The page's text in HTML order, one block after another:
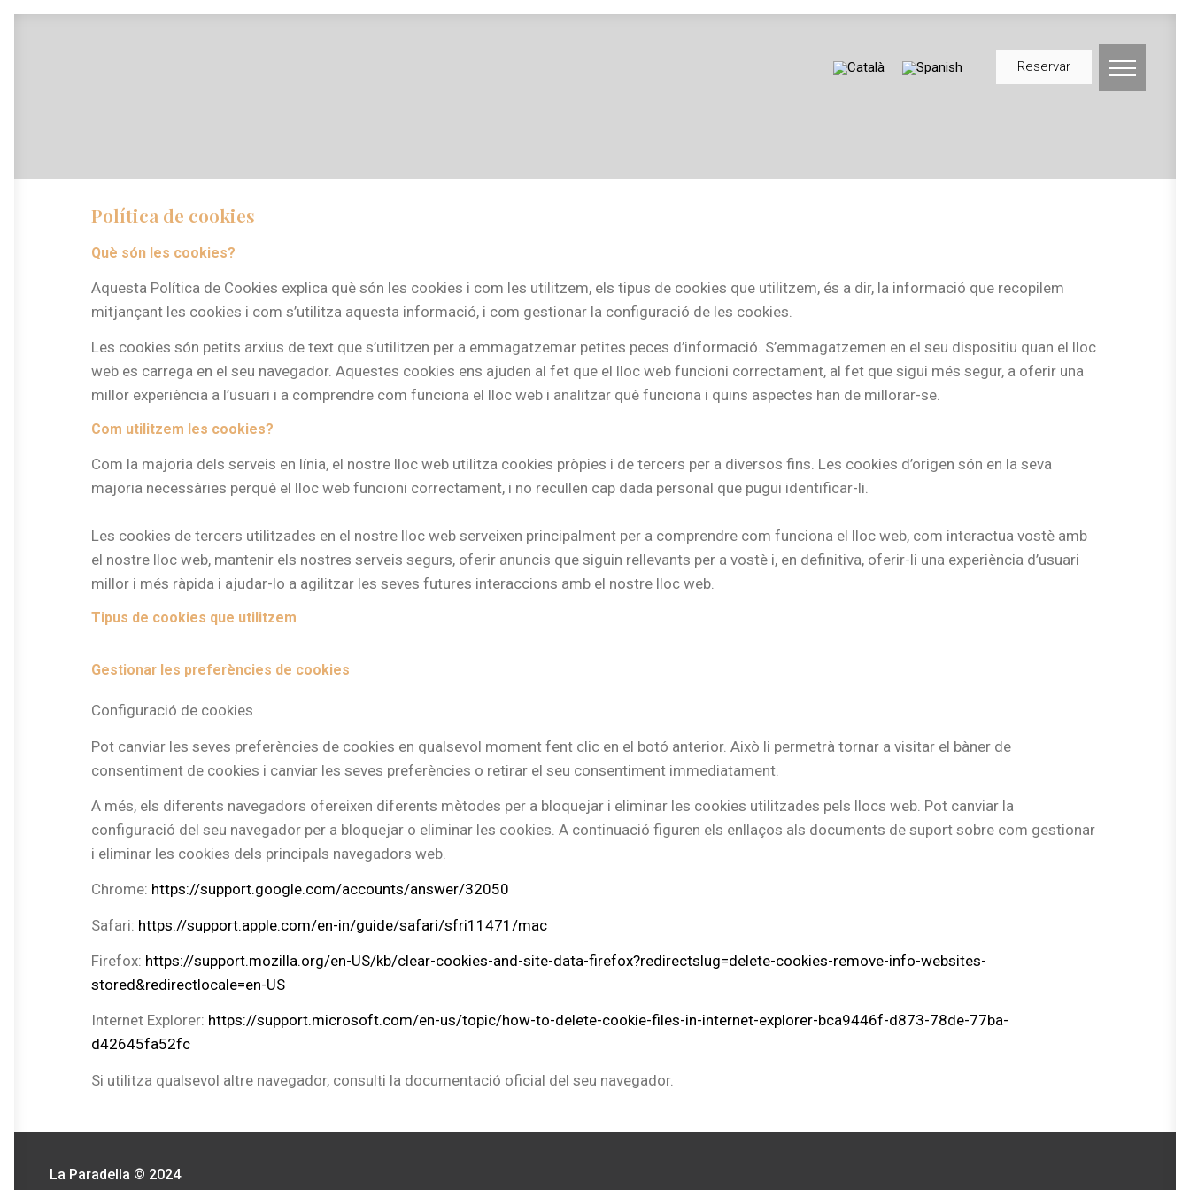
Reservar
Política de cookies
Què són les cookies?
Aquesta Política de Cookies explica què són les cookies i com les utilitzem, els tipus de cookies que utilitzem, és a dir, la informació que recopilem
mitjançant les cookies i com s’utilitza aquesta informació, i com gestionar la configuració de les cookies.
Les cookies són petits arxius de text que s’utilitzen per a emmagatzemar petites peces d’informació. S’emmagatzemen en el seu dispositiu quan el lloc
web es carrega en el seu navegador. Aquestes cookies ens ajuden al fet que el lloc web funcioni correctament, al fet que sigui més segur, a oferir una
millor experiència a l’usuari i a comprendre com funciona el lloc web i analitzar què funciona i quins aspectes han de millorar-se.
Com utilitzem les cookies?
Com la majoria dels serveis en línia, el nostre lloc web utilitza cookies pròpies i de tercers per a diversos fins. Les cookies d’origen són en la seva
majoria necessàries perquè el lloc web funcioni correctament, i no recullen cap dada personal que pugui identificar-li.
Les cookies de tercers utilitzades en el nostre lloc web serveixen principalment per a comprendre com funciona el lloc web, com interactua vostè amb
el nostre lloc web, mantenir els nostres serveis segurs, oferir anuncis que siguin rellevants per a vostè i, en definitiva, oferir-li una experiència d’usuari
millor i més ràpida i ajudar-lo a agilitzar les seves futures interaccions amb el nostre lloc web.
Tipus de cookies que utilitzem
Gestionar les preferències de cookies
Configuració de cookies
Pot canviar les seves preferències de cookies en qualsevol moment fent clic en el botó anterior. Això li permetrà tornar a visitar el bàner de
consentiment de cookies i canviar les seves preferències o retirar el seu consentiment immediatament.
A més, els diferents navegadors ofereixen diferents mètodes per a bloquejar i eliminar les cookies utilitzades pels llocs web. Pot canviar la
configuració del seu navegador per a bloquejar o eliminar les cookies. A continuació figuren els enllaços als documents de suport sobre com gestionar
i eliminar les cookies dels principals navegadors web.
Chrome: https://support.google.com/accounts/answer/32050
Safari: https://support.apple.com/en-in/guide/safari/sfri11471/mac
Firefox: https://support.mozilla.org/en-US/kb/clear-cookies-and-site-data-firefox?redirectslug=delete-cookies-remove-info-websites-
stored&redirectlocale=en-US
Internet Explorer: https://support.microsoft.com/en-us/topic/how-to-delete-cookie-files-in-internet-explorer-bca9446f-d873-78de-77ba-
d42645fa52fc
Si utilitza qualsevol altre navegador, consulti la documentació oficial del seu navegador.
La Paradella © 2024